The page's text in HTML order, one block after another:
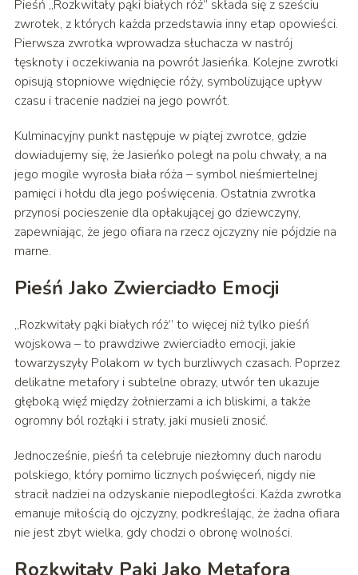
Pieśń „Rozkwitały pąki białych róż” składa się z sześciu
zwrotek, z których każda przedstawia inny etap opowieści.
Pierwsza zwrotka wprowadza słuchacza w nastrój
tęsknoty i oczekiwania na powrót Jasieńka. Kolejne zwrotki
opisują stopniowe więdnięcie róży, symbolizujące upływ
czasu i tracenie nadziei na jego powrót.
Kulminacyjny punkt następuje w piątej zwrotce, gdzie
dowiadujemy się, że Jasieńko poległ na polu chwały, a na
jego mogile wyrosła biała róża – symbol nieśmiertelnej
pamięci i hołdu dla jego poświęcenia. Ostatnia zwrotka
przynosi pocieszenie dla opłakującej go dziewczyny,
zapewniając, że jego ofiara na rzecz ojczyzny nie pójdzie na
marne.
Pieśń Jako Zwierciadło Emocji
„Rozkwitały pąki białych róż” to więcej niż tylko pieśń
wojskowa – to prawdziwe zwierciadło emocji, jakie
towarzyszyły Polakom w tych burzliwych czasach. Poprzez
delikatne metafory i subtelne obrazy, utwór ten ukazuje
głęboką więź między żołnierzami a ich bliskimi, a także
ogromny ból rozłąki i straty, jaki musieli znosić.
Jednocześnie, pieśń ta celebruje niezłomny duch narodu
polskiego, który pomimo licznych poświęceń, nigdy nie
stracił nadziei na odzyskanie niepodległości. Każda zwrotka
emanuje miłością do ojczyzny, podkreślając, że żadna ofiara
nie jest zbyt wielka, gdy chodzi o obronę wolności.
Rozkwitały Pąki Jako Metafora